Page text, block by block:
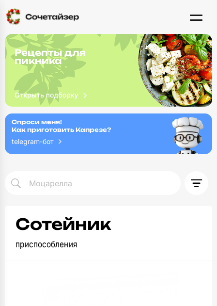
Рецепты для
пикника
Спроси меня!
Как приготовить Капрезе?
telegram-бот
Сотейник
приспособления